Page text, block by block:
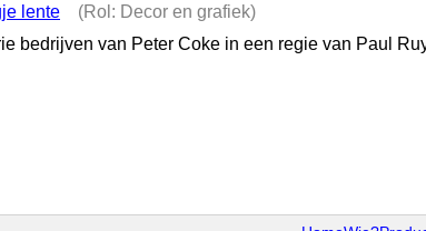
lente
(Rol: Decor en grafiek)
bedrijven van Peter Coke in een regie van Paul